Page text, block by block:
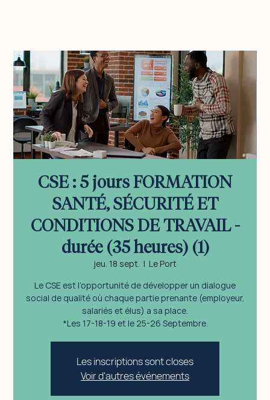
CSE : 5 jours FORMATION
SANTÉ, SÉCURITÉ ET
CONDITIONS DE TRAVAIL -
durée (35 heures) (1)
jeu. 18 sept.
  |
Le Port
Le CSE est l’opportunité de développer un dialogue
social de qualité où chaque partie prenante (employeur,
salariés et élus) a sa place.
*Les 17-18-19 et le 25-26 Septembre.
Les inscriptions sont closes
Voir d'autres événements